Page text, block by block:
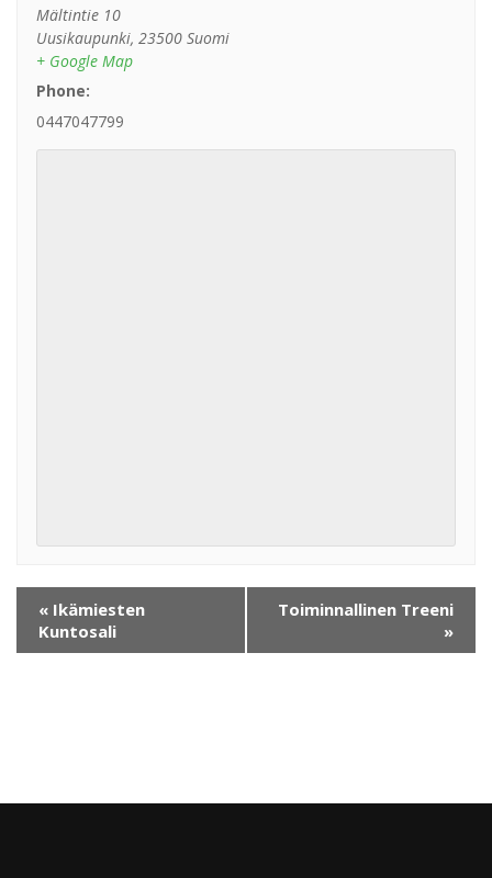
Mältintie 10
Uusikaupunki, 23500 Suomi
+ Google Map
Phone:
0447047799
« Ikämiesten
Kuntosali
Toiminnallinen Treeni
»